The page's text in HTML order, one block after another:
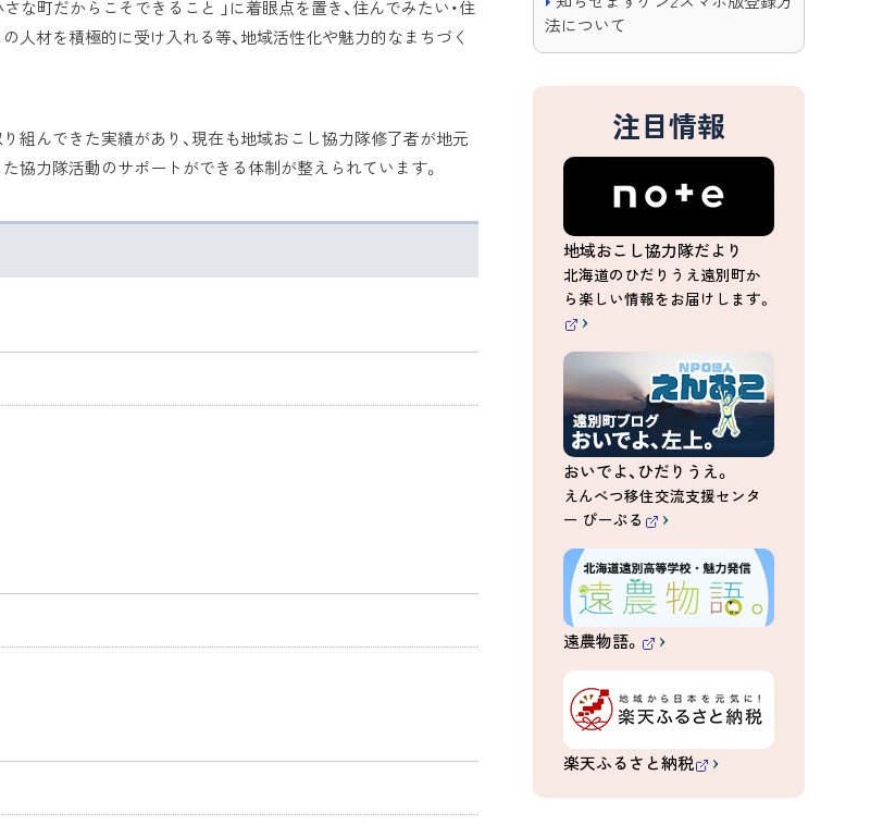
な町だからこそできること 」に着眼点を置き、住んでみたい・住
人材を積極的に受け入れる等、地域活性化や魅力的なまちづく
組んできた実績があり、現在も地域おこし協力隊修了者が地元
協力隊活動のサポートができる体制が整えられています。
法について
注目情報
地域おこし協力隊だより
北海道のひだりうえ遠別町か
ら楽しい情報をお届けします。
外
部
サ
イ
ト
おいでよ、ひだりうえ。
えんべつ移住交流支援センタ
ー ぴーぷる
外
部
サ
イ
ト
）
遠農物語。
外
部
サ
イ
）
楽天ふるさと納税
外